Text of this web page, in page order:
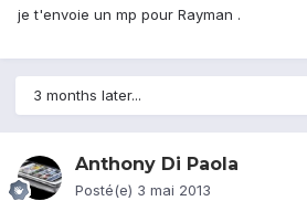
je t'envoie un mp pour Rayman .
3 months later...
Anthony Di Paola
Posté(e) 3 mai 2013